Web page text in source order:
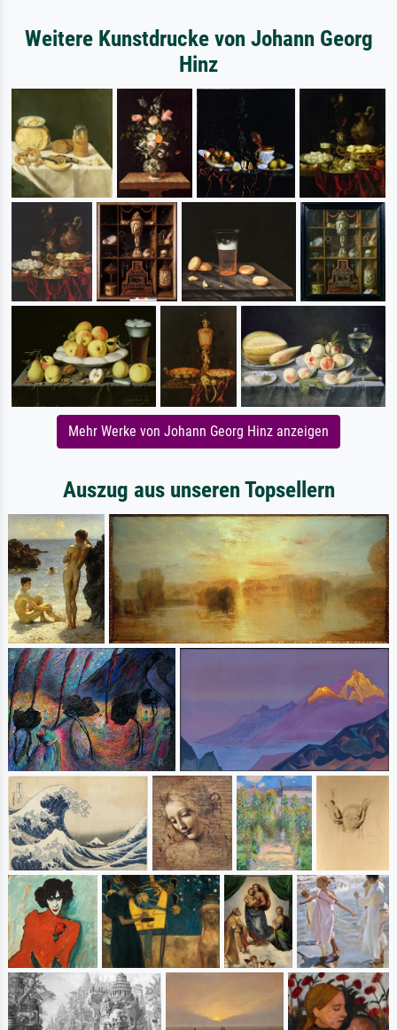
Weitere Kunstdrucke von Johann Georg
Hinz
Mehr Werke von Johann Georg Hinz anzeigen
Auszug aus unseren Topsellern